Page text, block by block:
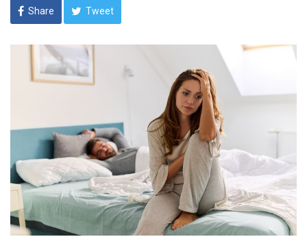
Share Tweet